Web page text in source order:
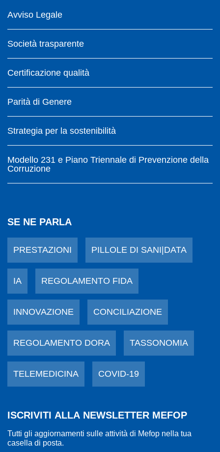
Avviso Legale
Società trasparente
Certificazione qualità
Parità di Genere
Strategia per la sostenibilità
Modello 231 e Piano Triennale di Prevenzione della
Corruzione
SE NE PARLA
PRESTAZIONI PILLOLE DI SANI|DATA
IA REGOLAMENTO FIDA
INNOVAZIONE CONCILIAZIONE
REGOLAMENTO DORA TASSONOMIA
TELEMEDICINA COVID-19
ISCRIVITI ALLA NEWSLETTER MEFOP
Tutti gli aggiornamenti sulle attività di Mefop nella tua
casella di posta.